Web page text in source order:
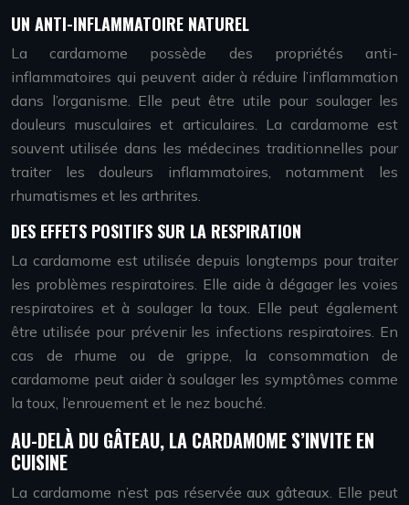
UN ANTI-INFLAMMATOIRE NATUREL
La cardamome possède des propriétés anti-
inflammatoires qui peuvent aider à réduire l’inflammation
dans l’organisme. Elle peut être utile pour soulager les
douleurs musculaires et articulaires. La cardamome est
souvent utilisée dans les médecines traditionnelles pour
traiter les douleurs inflammatoires, notamment les
rhumatismes et les arthrites.
DES EFFETS POSITIFS SUR LA RESPIRATION
La cardamome est utilisée depuis longtemps pour traiter
les problèmes respiratoires. Elle aide à dégager les voies
respiratoires et à soulager la toux. Elle peut également
être utilisée pour prévenir les infections respiratoires. En
cas de rhume ou de grippe, la consommation de
cardamome peut aider à soulager les symptômes comme
la toux, l’enrouement et le nez bouché.
AU-DELÀ DU GÂTEAU, LA CARDAMOME S’INVITE EN
CUISINE
La cardamome n’est pas réservée aux gâteaux. Elle peut